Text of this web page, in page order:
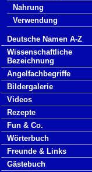
Nahrung
Verwendung
Deutsche Namen A-Z
Wissenschaftliche
Bezeichnung
Angelfachbegriffe
Bildergalerie
Videos
Rezepte
Fun & Co.
Wörterbuch
Freunde & Links
Gästebuch